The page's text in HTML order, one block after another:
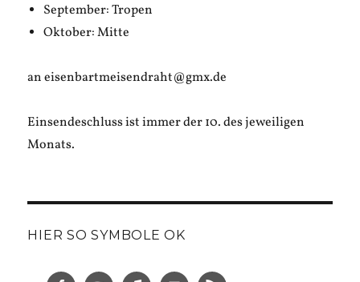
September: Tropen
Oktober: Mitte
an eisenbartmeisendraht@gmx.de
Einsendeschluss ist immer der 10. des jeweiligen
Monats.
HIER SO SYMBOLE OK